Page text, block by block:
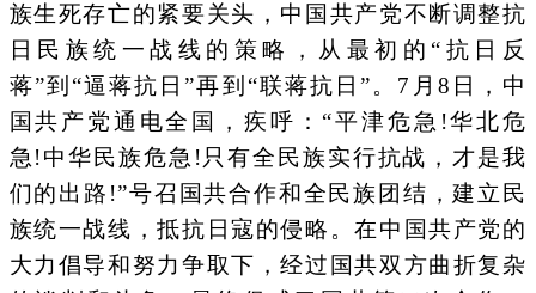
族生死存亡的紧要关头，中国共产党不断调整抗
日民族统一战线的策略，从最初的“抗日反
蒋”到“逼蒋抗日”再到“联蒋抗日”。7月8日，中
国共产党通电全国，疾呼：“平津危急!华北危
急!中华民族危急!只有全民族实行抗战，才是我
们的出路!”号召国共合作和全民族团结，建立民
族统一战线，抵抗日寇的侵略。在中国共产党的
大力倡导和努力争取下，经过国共双方曲折复杂